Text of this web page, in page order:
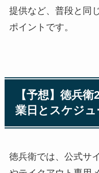
提供など、普段と同
ポイントです。
【予想】徳兵
業日とスケジュ
徳兵衛では、公式サ